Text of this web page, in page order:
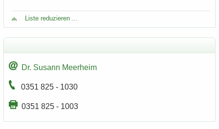
Liste re­du­zie­ren ...
Dr. Su­sann Meer­heim
0351 825 - 1030
0351 825 - 1003